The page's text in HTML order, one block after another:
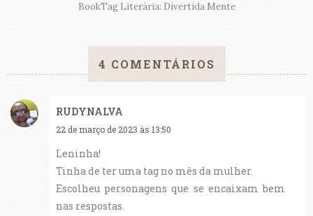
BookTag Literária: Divertida Mente
4 COMENTÁRIOS
RUDYNALVA
22 de março de 2023 às 13:50
Leninha!
Tinha de ter uma tag no mês da mulher.
Escolheu personagens que se encaixam bem
nas respostas.